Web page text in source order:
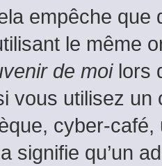
empêche que
le même
de moilors
vous utilisez
cyber-
signifie qu’un